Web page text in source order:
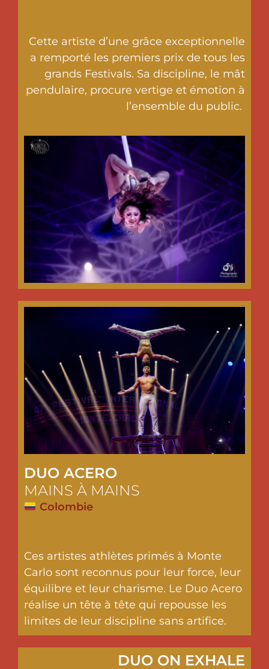
Cette artiste d’une grâce exceptionnelle
a remporté les premiers prix de tous les
grands Festivals. Sa discipline, le mât
pendulaire, procure vertige et émotion à
l’ensemble du public.
DUO ACERO
MAINS À MAINS
Colombie
Ces artistes athlètes primés à Monte
Carlo sont reconnus pour leur force, leur
équilibre et leur charisme. Le Duo Acero
réalise un tête à tête qui repousse les
limites de leur discipline sans artifice.
DUO ON EXHALE